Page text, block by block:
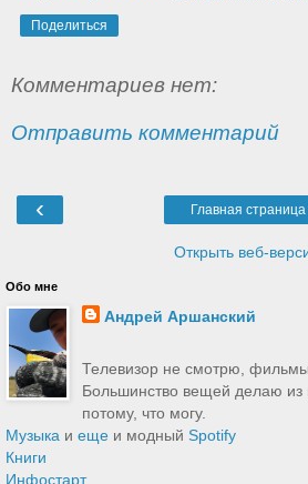
Поделиться
Комментариев нет:
Отправить комментарий
‹ Главная страница
Открыть веб-
Обо мне
Андрей Аршанский
Телевизор не смотрю,
Большинство вещей делаю из
потому, что могу.
Музыка и еще и модный Spotify
Книги
Инфостарт